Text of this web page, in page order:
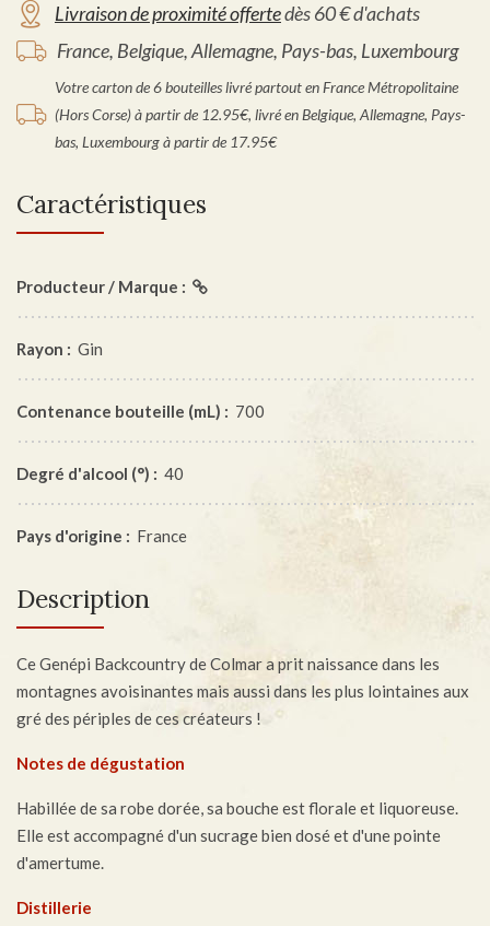
Livraison de proximité offertedès 60 € d'achats
France, Belgique, Allemagne, Pays-bas, Luxembourg
Votre carton de 6 bouteilles livré partout en France Métropolitaine
(Hors Corse) à partir de 12.95€, livré en Belgique, Allemagne, Pays-
bas, Luxembourg à partir de 17.95€
Caractéristiques
Producteur / Marque :
Rayon : Gin
Contenance bouteille (mL) : 700
Degré d'alcool (°) : 40
Pays d'origine : France
Description
Ce Genépi Backcountry de Colmar a prit naissance dans les
montagnes avoisinantes mais aussi dans les plus lointaines aux
gré des périples de ces créateurs !
Notes de dégustation
Habillée de sa robe dorée, sa bouche est florale et liquoreuse.
Elle est accompagné d'un sucrage bien dosé et d'une pointe
d'amertume.
Distillerie